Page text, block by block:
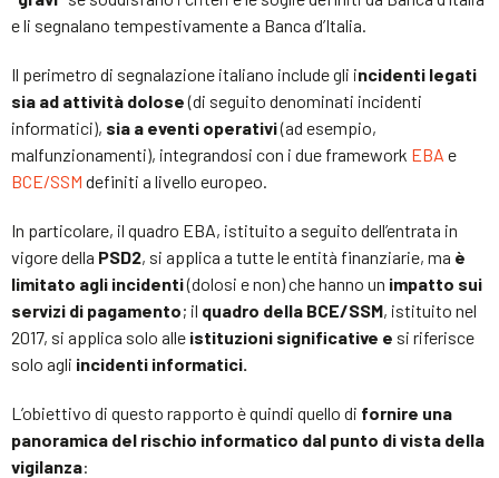
e li segnalano tempestivamente a Banca d’Italia.
Il perimetro di segnalazione italiano include gli incidenti legati
sia ad attività dolose(di seguito denominati incidenti
informatici), sia a eventi operativi(ad esempio,
malfunzionamenti), integrandosi con i due framework EBA e
BCE/SSM definiti a livello europeo.
In particolare, il quadro EBA, istituito a seguito dell’entrata in
vigore della PSD2, si applica a tutte le entità finanziarie, ma è
limitato agli incidenti(dolosi e non) che hanno un impatto sui
servizi di pagamento; il quadro della BCE/SSM, istituito nel
2017, si applica solo alle istituzioni significative e si riferisce
solo agli incidenti informatici.
L’obiettivo di questo rapporto è quindi quello di fornire una
panoramica del rischio informatico dal punto di vista della
vigilanza: